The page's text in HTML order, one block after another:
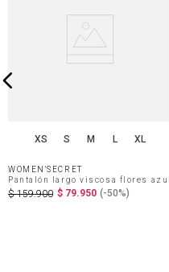
XS S M L XL
WOMEN'SECRET
Pantalón largo viscosa flores azul
$ 159.900 $ 79.950 (-50%)